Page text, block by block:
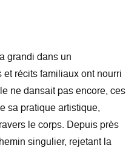
grandi dans un
récits familiaux ont nourri
ne dansait pas encore, ces
sa pratique artistique,
le corps. Depuis près
singulier, rejetant la